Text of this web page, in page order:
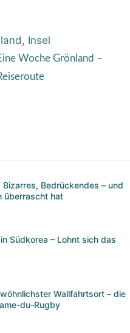
, Insel
Woche Grönland –
Bizarres, Bedrückendes – und
überrascht hat
Südkorea – Lohnt sich das
Wallfahrtsort – die
du-Rugby